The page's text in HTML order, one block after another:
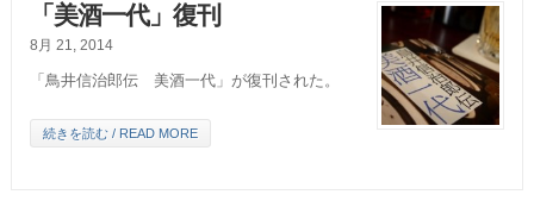
「美酒一代」復刊
8月 21, 2014
「鳥井信治郎伝 美酒一代」が復刊された。
続きを読む / READ MORE